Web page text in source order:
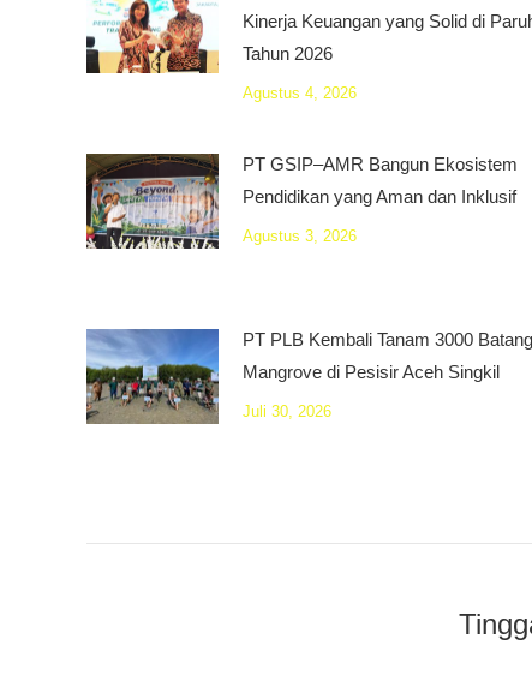
Kinerja Keuangan yang Solid di
Tahun 2026
Agustus 4, 2026
PT GSIP–AMR Bangun Ekosistem
Pendidikan yang Aman dan Inklusif
Agustus 3, 2026
PT PLB Kembali Tanam 3000 Batang
Mangrove di Pesisir Aceh Singkil
Juli 30, 2026